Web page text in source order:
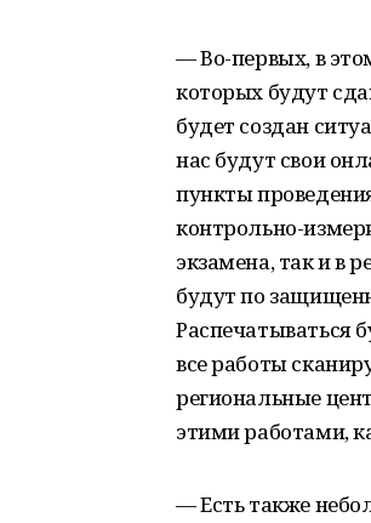
— Во-первых, в
которых будут
будет создан
нас будут свои
пункты
контрольно-
экзамена, так и в
будут по
Распечатываться
все работы
региональные
этими работами,
— Есть также